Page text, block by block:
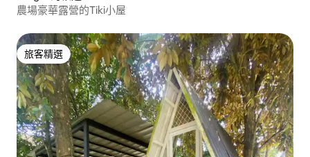
農場豪華露營的Tiki小屋
旅客精選
旅客精選